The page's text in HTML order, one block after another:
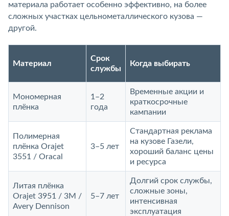
материала работает особенно эффективно, на более
сложных участках цельнометаллического кузова —
другой.
Материал
Срок
службы
Когда выбирать
Мономерная
плёнка
1–2
года
Временные акции и
краткосрочные
кампании
Полимерная
плёнка Orajet
3551 / Oracal
3–5 лет
Стандартная реклама
на кузове Газели,
хороший баланс цены
и ресурса
Литая плёнка
Orajet 3951 / 3M /
Avery Dennison
5–7 лет
Долгий срок службы,
сложные зоны,
интенсивная
эксплуатация